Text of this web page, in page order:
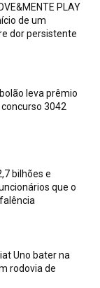
PLAY
de um
dor persistente
leva prêmio
3042
bilhões e
que o
Uno bater na
rodovia de